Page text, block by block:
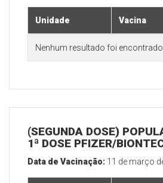
Unidade Vacina
Nenhum resultado foi encontrado.
(SEGUNDA DOSE)
1ª DOSE PFIZER/
Data de Vacinação: 11 de março